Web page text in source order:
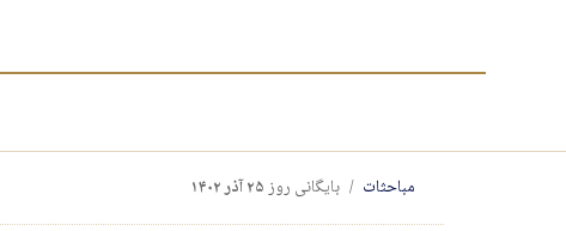
مباحثات بایگانی روز۲۵ آذر ۱۴۰۲